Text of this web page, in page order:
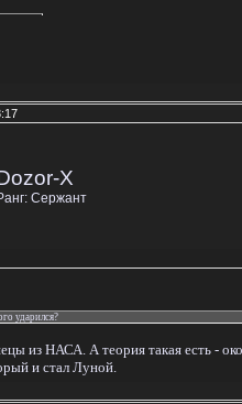
X
Сержант
ударился?
из НАСА. А теория такая есть -
и стал Луной.